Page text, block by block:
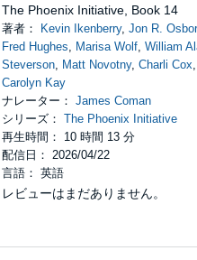
The Phoenix Initiative, Book 14
著者： Kevin Ikenberry, Jon R.
Fred Hughes
Marisa Wolf, William
Steverson, Matt Novotny, Charli Cox
Carolyn Kay
ナレーター： James Coman
シリーズ： The Phoenix Initiative
再生時間： 10 時間 13 分
配信日： 2026/04/22
言語： 英語
レビューはまだありません。